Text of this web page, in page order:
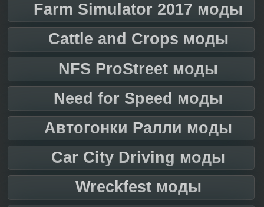
Farm Simulator 2017 моды
Cattle and Crops моды
NFS ProStreet моды
Need for Speed моды
Автогонки Ралли моды
Car City Driving моды
Wreckfest моды